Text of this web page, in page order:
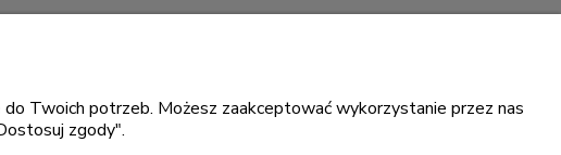
Twoich potrzeb. Możesz zaakceptować wykorzystanie przez nas
zgody".